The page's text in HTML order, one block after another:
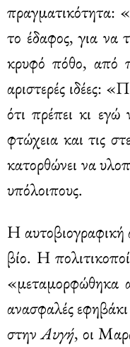
πραγματικότητα:
το έδαφος, για να
κρυφό πόθο, από
αριστερές ιδέες:
ότι πρέπει κι
φτώχεια και τις
κατορθώνει να
υπόλοιπους.
Η
βίο. Η
«μεταμορφώθηκα
ανασφαλές
στηνΑυγή, οι